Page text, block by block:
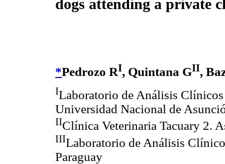
dogs attending a private
*Pedrozo RI, Quintana GII,
ILaboratorio de Análisis
Universidad Nacional de
IIClínica Veterinaria Tacuary 2.
IIILaboratorio de Análisis
Paraguay